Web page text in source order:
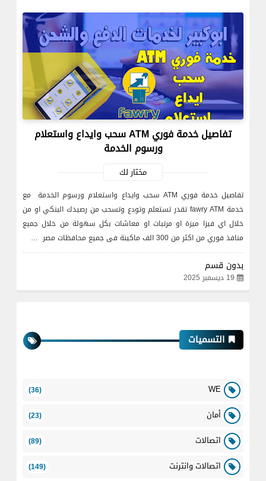
تفاصيل خدمة فوري ATM سحب وايداع واستعلام
ورسوم الخدمة
مختار لك
تفاصيل خدمة فوري ATM سحب وايداع واستعلام ورسوم الخدمة مع
خدمة fawry ATM تقدر تستعلم وتودع وتسحب من رصيدك البنكي او من
خلال اي فيزا ميزة او مرتبات او معاشات بكل سهولة من خلال جميع
منافذ فوري من اكثر من 300 الف ماكينة فى جميع محافظات مصر …
بدون قسم
19 ديسمبر 2025
التسميات
WE
(36)
أمان (23)
اتصالات (89)
اتصالات وانترنت (149)